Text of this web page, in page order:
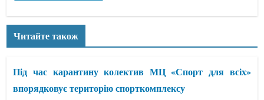
Читайте також
Під час карантину колектив МЦ «Спорт для всіх»
впорядковує територію спорткомплексу